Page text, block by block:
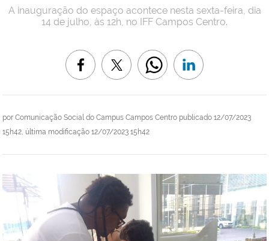
por Comunicação Social do Campus Campos Centro publicado 12/07/2023
15h42, última modificação 12/07/2023 15h42
A inauguração do espaço acontece nesta sexta-feira, dia
14 de julho, às 12h, no IFF Campos Centro.